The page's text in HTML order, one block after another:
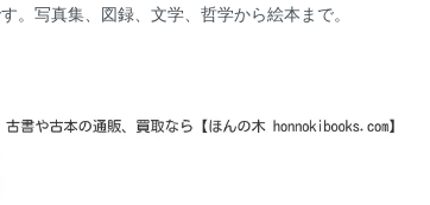
。写真集、図録、文学、哲学から絵本まで。